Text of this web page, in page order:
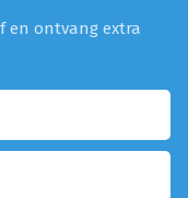
en ontvang extra